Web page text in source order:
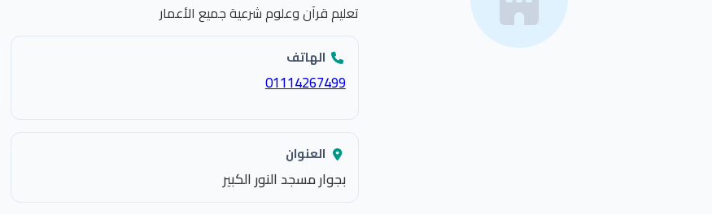
تعليم قرآن وعلوم شرعية جميع الأعمار
الهاتف
01114267499
العنوان
بجوار مسجد النور الكبير